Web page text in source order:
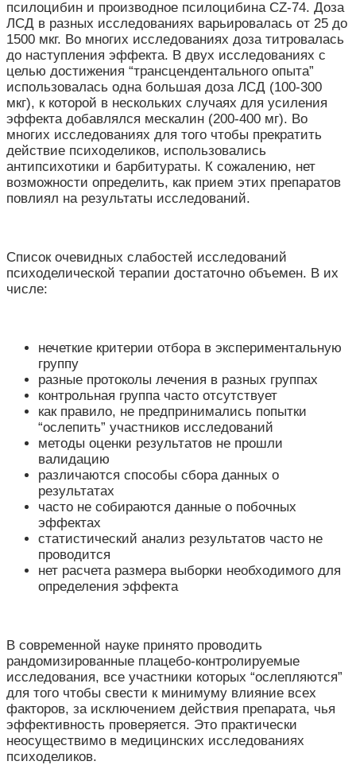
псилоцибин и производное псилоцибина CZ-74. Доза
ЛСД в разных исследованиях варьировалась от 25 до
1500 мкг. Во многих исследованиях доза титровалась
до наступления эффекта. В двух исследованиях с
целью достижения “трансцендентального опыта”
использовалась одна большая доза ЛСД (100-300
мкг), к которой в нескольких случаях для усиления
эффекта добавлялся мескалин (200-400 мг). Во
многих исследованиях для того чтобы прекратить
действие психоделиков, использовались
антипсихотики и барбитураты. К сожалению, нет
возможности определить, как прием этих препаратов
повлиял на результаты исследований.
Список очевидных слабостей исследований
психоделической терапии достаточно объемен. В их
числе:
нечеткие критерии отбора в экспериментальную
группу
разные протоколы лечения в разных группах
контрольная группа часто отсутствует
как правило, не предпринимались попытки
“ослепить” участников исследований
методы оценки результатов не прошли
валидацию
различаются способы сбора данных о
результатах
часто не собираются данные о побочных
эффектах
статистический анализ результатов часто не
проводится
нет расчета размера выборки необходимого для
определения эффекта
В современной науке принято проводить
рандомизированные плацебо-контролируемые
исследования, все участники которых “ослепляются”
для того чтобы свести к минимуму влияние всех
факторов, за исключением действия препарата, чья
эффективность проверяется. Это практически
неосуществимо в медицинских исследованиях
психоделиков.